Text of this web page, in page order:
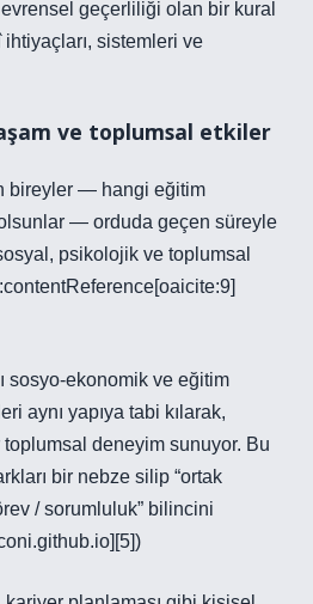
geçerliliği olan bir kural
sistemleri ve
ve toplumsal etkiler
bireyler — hangi eğitim
— orduda geçen süreyle
psikolojik ve toplumsal
sosyo‑ekonomik ve eğitim
aynı yapıya tabi kılarak,
deneyim sunuyor. Bu
bir nebze silip “ortak
/ sorumluluk” bilincini